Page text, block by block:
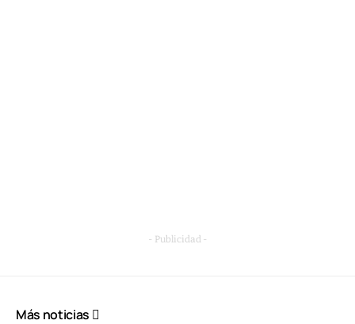
- Publicidad -
Más noticias